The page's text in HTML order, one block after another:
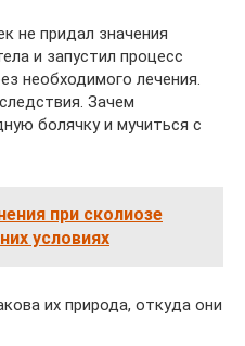
не придал значения
и запустил процесс
необходимого лечения.
Зачем
болячку и мучиться с
при сколиозе
условиях
их природа, откуда они